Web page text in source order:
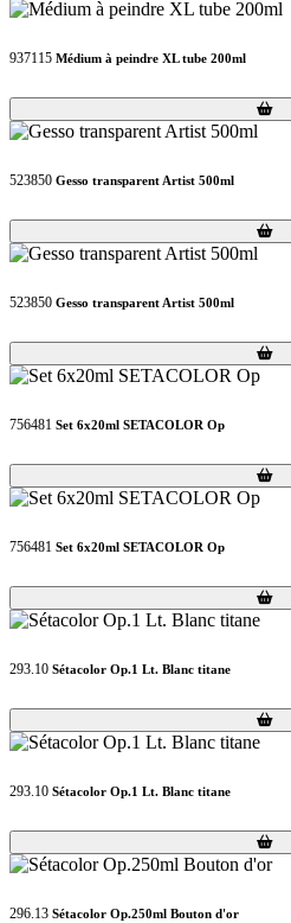
937115 Médium à peindre XL tube 200ml
Loading...
Loading...
523850 Gesso transparent Artist 500ml
Loading...
Loading...
523850 Gesso transparent Artist 500ml
Loading...
Loading...
756481 Set 6x20ml SETACOLOR Op
Loading...
Loading...
756481 Set 6x20ml SETACOLOR Op
Loading...
Loading...
293.10 Sétacolor Op.1 Lt. Blanc titane
Loading...
Loading...
293.10 Sétacolor Op.1 Lt. Blanc titane
Loading...
Loading...
296.13 Sétacolor Op.250ml Bouton d'or